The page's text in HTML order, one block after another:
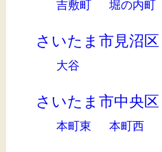
吉敷町 堀の内町
さいたま市見沼区
大谷
さいたま市中央区
本町東 本町西